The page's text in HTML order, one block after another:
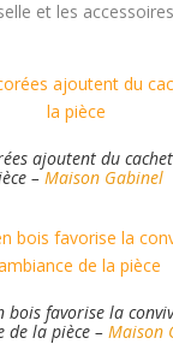
et les
ajoutent du
–Maison Gabinel
bois favorise la
de la pièce – Maison